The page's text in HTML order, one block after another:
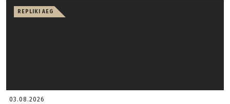
REPLIKI AEG
03.08.2026